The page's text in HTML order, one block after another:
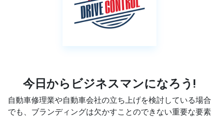
今日からビジネスマンになろう!
自動車修理業や自動車会社の立ち上げを検討している場合
でも、ブランディングは欠かすことのできない重要な要素